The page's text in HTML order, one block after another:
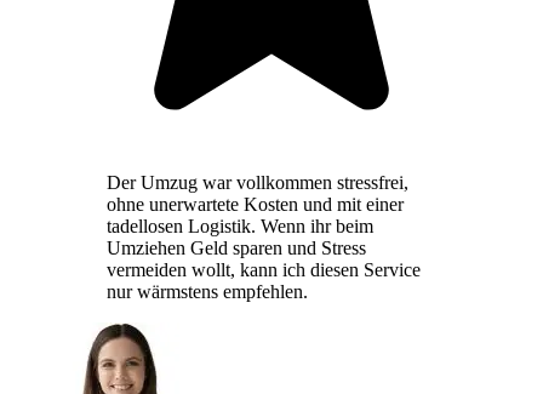
Der Umzug war vollkommen stressfrei,
ohne unerwartete Kosten und mit einer
tadellosen Logistik. Wenn ihr beim
Umziehen Geld sparen und Stress
vermeiden wollt, kann ich diesen Service
nur wärmstens empfehlen.